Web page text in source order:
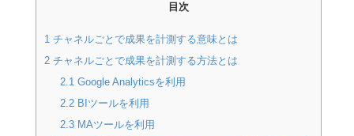
目次
1 チャネルごとで成果を計測する意味とは
2チャネルごとで成果を計測する方法とは
2.1 Google Analyticsを利用
2.2BIツールを利用
2.3MAツールを利用